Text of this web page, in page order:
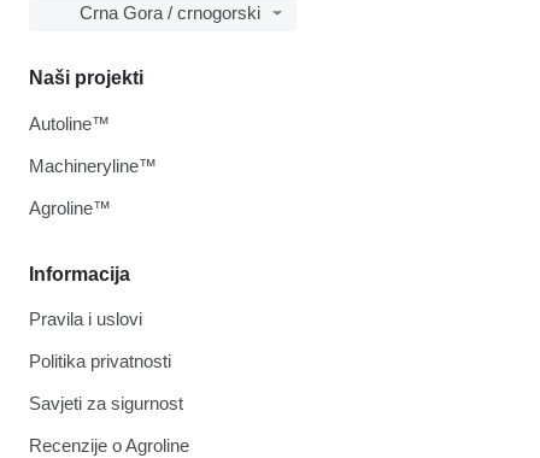
Crna Gora / crnogorski
Informacija
Pravila i uslovi
Politika privatnosti
Savjeti za sigurnost
Recenzije o Agroline
Naši projekti
Autoline™
Machineryline™
Agroline™